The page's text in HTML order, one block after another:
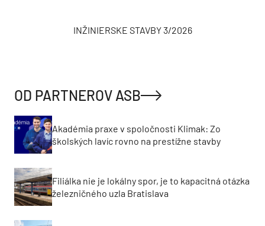
INŽINIERSKE STAVBY 3/2026
OD PARTNEROV ASB
Akadémia praxe v spoločnosti Klimak: Zo
školských lavíc rovno na prestížne stavby
Filiálka nie je lokálny spor, je to kapacitná otázka
železničného uzla Bratislava